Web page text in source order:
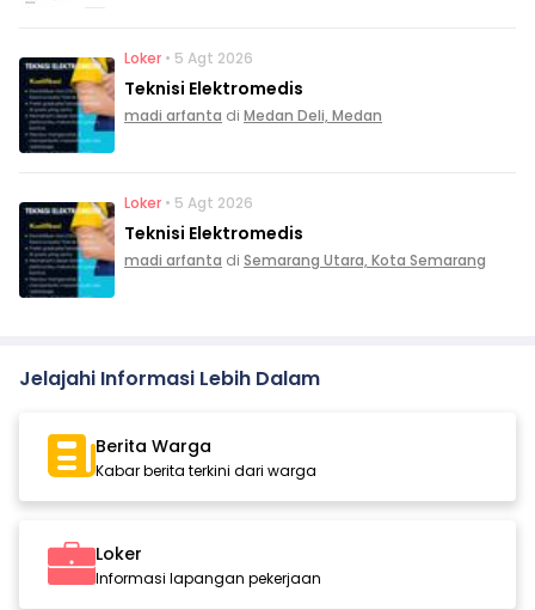
Loker • 5 Agt 2026
Teknisi Elektromedis
madi arfanta di Medan Deli, Medan
Loker • 5 Agt 2026
Teknisi Elektromedis
madi arfanta di Semarang Utara, Kota Semarang
Jelajahi Informasi Lebih Dalam
Berita Warga
Kabar berita terkini dari warga
Loker
Informasi lapangan pekerjaan